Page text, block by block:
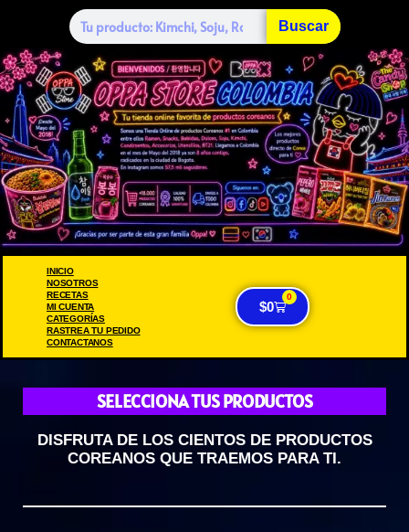
Buscar
INICIO
NOSOTROS
RECETAS
MI CUENTA
CATEGORÍAS
RASTREA TU PEDIDO
CONTACTANOS
$0
0
SELECCIONA TUS PRODUCTOS
DISFRUTA DE LOS CIENTOS DE PRODUCTOS
COREANOS QUE TRAEMOS PARA TI.